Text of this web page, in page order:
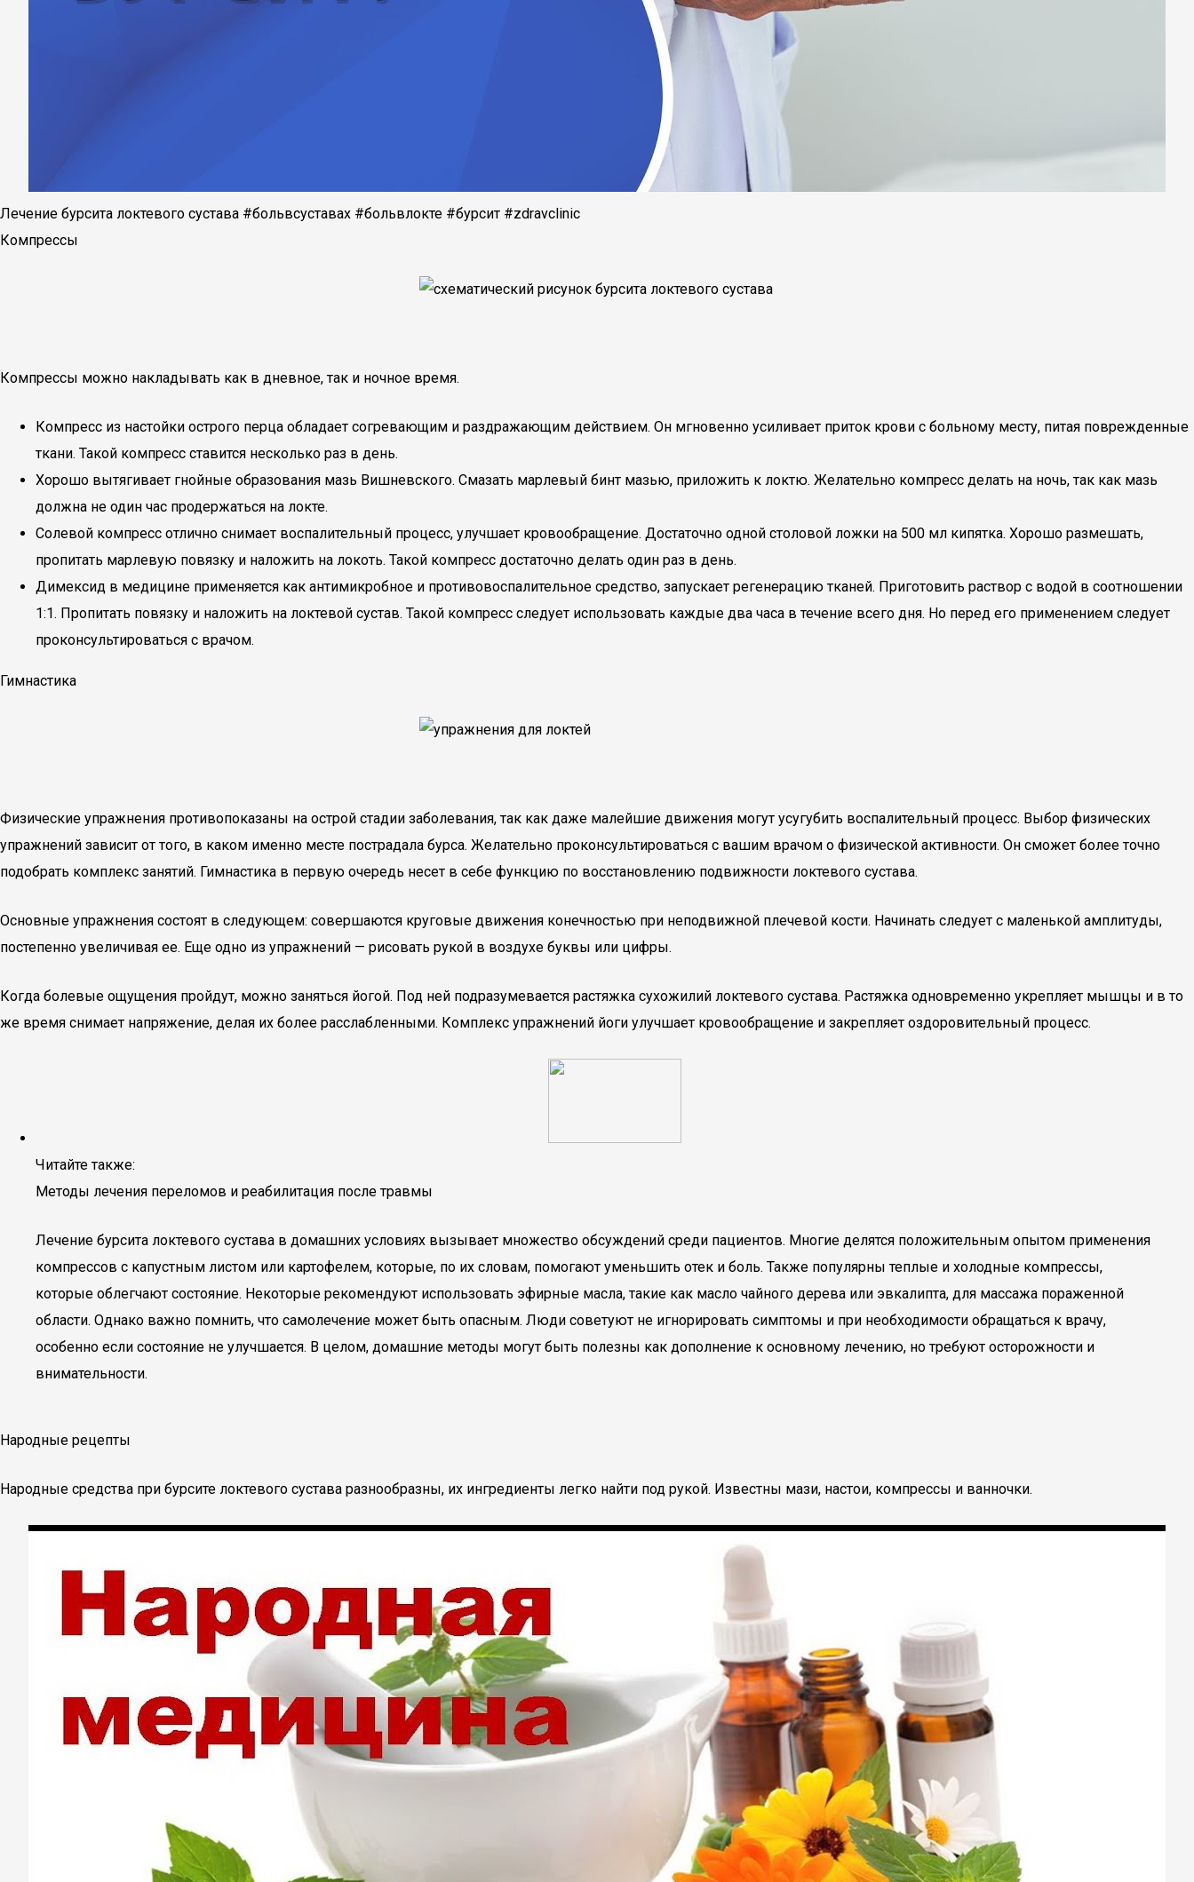
Лечение бурсита локтевого сустава #больвсуставах #больвлокте #бурсит #zdravclinic
Компрессы
Компрессы можно накладывать как в дневное, так и ночное время.
Компресс из настойки острого перца обладает согревающим и раздражающим действием. Он мгновенно усиливает приток крови с больному месту, питая поврежденные
ткани. Такой компресс ставится несколько раз в день.
Хорошо вытягивает гнойные образования мазь Вишневского. Смазать марлевый бинт мазью, приложить к локтю. Желательно компресс делать на ночь, так как мазь
должна не один час продержаться на локте.
Солевой компресс отлично снимает воспалительный процесс, улучшает кровообращение. Достаточно одной столовой ложки на 500 мл кипятка. Хорошо размешать,
пропитать марлевую повязку и наложить на локоть. Такой компресс достаточно делать один раз в день.
Димексид в медицине применяется как антимикробное и противовоспалительное средство, запускает регенерацию тканей. Приготовить раствор с водой в соотношении
1:1. Пропитать повязку и наложить на локтевой сустав. Такой компресс следует использовать каждые два часа в течение всего дня. Но перед его применением следует
проконсультироваться с врачом.
Гимнастика
Физические упражнения противопоказаны на острой стадии заболевания, так как даже малейшие движения могут усугубить воспалительный процесс. Выбор физических
упражнений зависит от того, в каком именно месте пострадала бурса. Желательно проконсультироваться с вашим врачом о физической активности. Он сможет более точно
подобрать комплекс занятий. Гимнастика в первую очередь несет в себе функцию по восстановлению подвижности локтевого сустава.
Основные упражнения состоят в следующем: совершаются круговые движения конечностью при неподвижной плечевой кости. Начинать следует с маленькой амплитуды,
постепенно увеличивая ее. Еще одно из упражнений — рисовать рукой в воздухе буквы или цифры.
Когда болевые ощущения пройдут, можно заняться йогой. Под ней подразумевается растяжка сухожилий локтевого сустава. Растяжка одновременно укрепляет мышцы и в то
же время снимает напряжение, делая их более расслабленными. Комплекс упражнений йоги улучшает кровообращение и закрепляет оздоровительный процесс.
Читайте также:
Методы лечения переломов и реабилитация после травмы
Лечение бурсита локтевого сустава в домашних условиях вызывает множество обсуждений среди пациентов. Многие делятся положительным опытом применения
компрессов с капустным листом или картофелем, которые, по их словам, помогают уменьшить отек и боль. Также популярны теплые и холодные компрессы,
которые облегчают состояние. Некоторые рекомендуют использовать эфирные масла, такие как масло чайного дерева или эвкалипта, для массажа пораженной
области. Однако важно помнить, что самолечение может быть опасным. Люди советуют не игнорировать симптомы и при необходимости обращаться к врачу,
особенно если состояние не улучшается. В целом, домашние методы могут быть полезны как дополнение к основному лечению, но требуют осторожности и
внимательности.
Народные рецепты
Народные средства при бурсите локтевого сустава разнообразны, их ингредиенты легко найти под рукой. Известны мази, настои, компрессы и ванночки.